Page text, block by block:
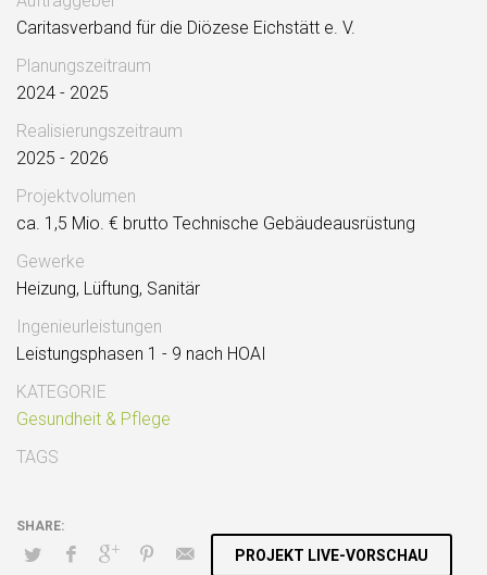
Caritasverband für die Diözese Eichstätt e. V.
Planungszeitraum
2024 - 2025
Realisierungszeitraum
2025 - 2026
Projektvolumen
ca. 1,5 Mio. € brutto Technische Gebäudeausrüstung
Gewerke
Heizung, Lüftung, Sanitär
Ingenieurleistungen
Leistungsphasen 1 - 9 nach HOAI
KATEGORIE
Gesundheit & Pflege
TAGS
PROJEKT LIVE-VORSCHAU